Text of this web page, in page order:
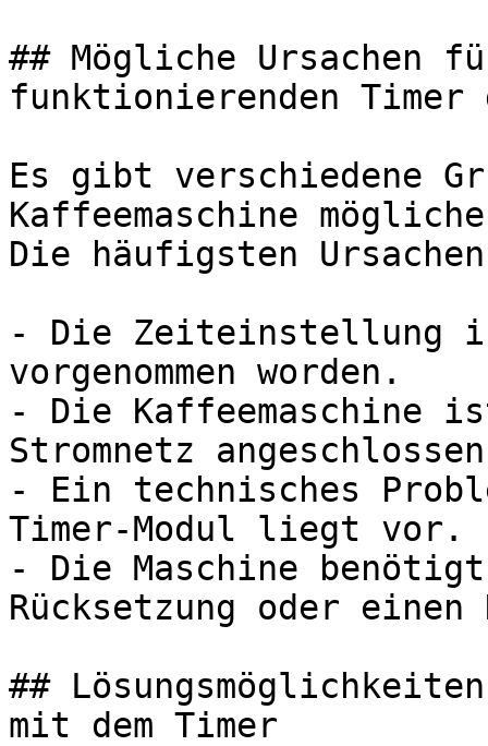
## Mögliche Ursachen
funktionierenden Timer
Es gibt verschiedene
Kaffeemaschine
Die häufigsten
- Die Zeiteinstellung
vorgenommen worden.
- Die Kaffeemaschine
Stromnetz
- Ein technisches
Timer-Modul liegt vor.
- Die Maschine
Rücksetzung oder
##
mit dem Timer